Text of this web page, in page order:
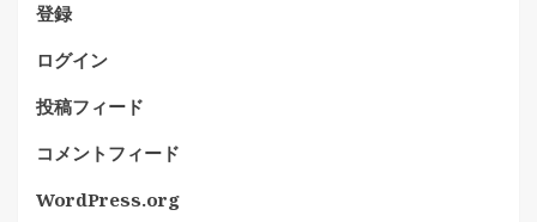
登録
ログイン
投稿フィード
コメントフィード
WordPress.org